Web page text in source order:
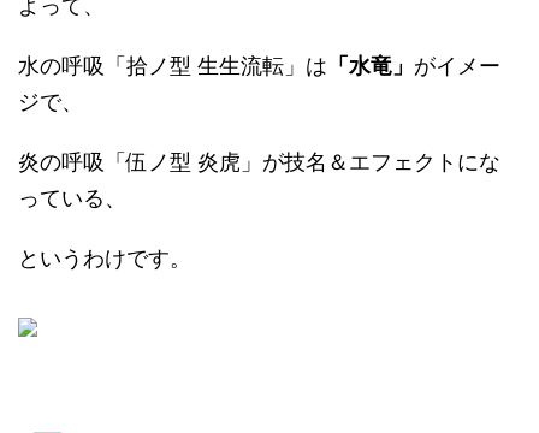
よって、
水の呼吸「拾ノ型 生生流転」は 「水竜」 がイメー
ジで、
炎の呼吸「伍ノ型 炎虎」が技名＆エフェクトにな
っている、
というわけです。